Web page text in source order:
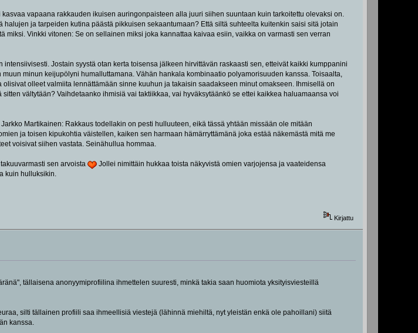
vapaana rakkauden ikuisen auringonpaisteen alla juuri siihen suuntaan kuin tarkoitettu olevaksi on.
ja tarpeiden kutina päästä pikkuisen sekaantumaan? Että siltä suhteelta kuitenkin saisi sitä jotain
miksi. Vinkki vitonen: Se on sellainen miksi joka kannattaa kaivaa esiin, vaikka on varmasti sen verran
Jostain syystä otan kerta toisensa jälkeen hirvittävän raskaasti sen, etteivät kaikki kumppanini
minun keijupölyni humalluttamana. Vähän hankala kombinaatio polyamorisuuden kanssa. Toisaalta,
olleet valmiita lennättämään sinne kuuhun ja takaisin saadakseen minut omakseen. Ihmisellä on
vältytään? Vaihdetaanko ihmisiä vai taktiikkaa, vai hyväksytäänkö se ettei kaikkea haluamaansa voi
Martikainen: Rakkaus todellakin on pesti hulluuteen, eikä tässä yhtään missään ole mitään
ja toisen kipukohtia väistellen, kaiken sen harmaan hämärryttämänä joka estää näkemästä mitä me
voisivat siihen vastata. Seinähullua hommaa.
sen arvoista
Jollei nimittäin hukkaa toista näkyvistä omien varjojensa ja vaateidensa
kuin hulluksikin.
Kirjattu
tällaisena anonyymiprofiilina ihmettelen suuresti, minkä takia saan huomiota yksityisviesteillä
silti tällainen profiili saa ihmeellisiä viestejä (lähinnä miehiltä, nyt yleistän enkä ole pahoillani) siitä
kanssa.